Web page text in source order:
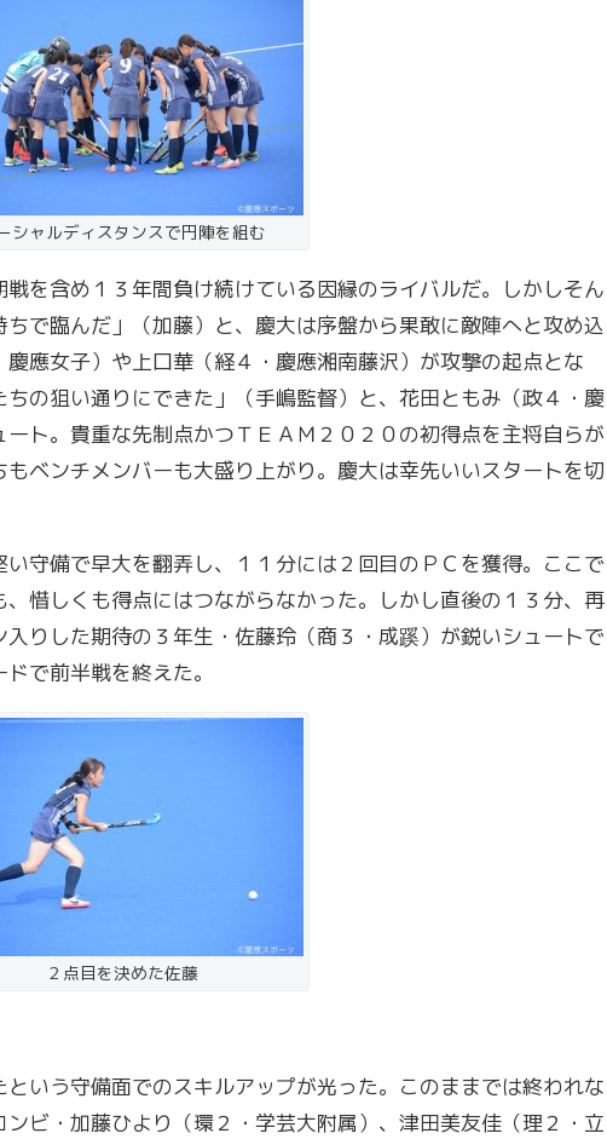
シャルディスタンスで円陣を組む
を含め１３年間負け続けている因縁のライバルだ。しかしそん
で臨んだ」（加藤）と、慶大は序盤から果敢に敵陣へと攻め込
應女子）や上口華（経４・慶應湘南藤沢）が攻撃の起点とな
の狙い通りにできた」（手嶋監督）と、花田ともみ（政４・慶
ト。貴重な先制点かつＴＥＡＭ２０２０の初得点を主将自らが
ベンチメンバーも大盛り上がり。慶大は幸先いいスタートを切
守備で早大を翻弄し、１１分には２回目のＰＣを獲得。ここで
惜しくも得点にはつながらなかった。しかし直後の１３分、再
りした期待の３年生・佐藤玲（商３・成蹊）が鋭いシュートで
で前半戦を終えた。
２点目を決めた佐藤
いう守備面でのスキルアップが光った。このままでは終われな
ビ・加藤ひより（環２・学芸大附属）、津田美友佳（理２・立